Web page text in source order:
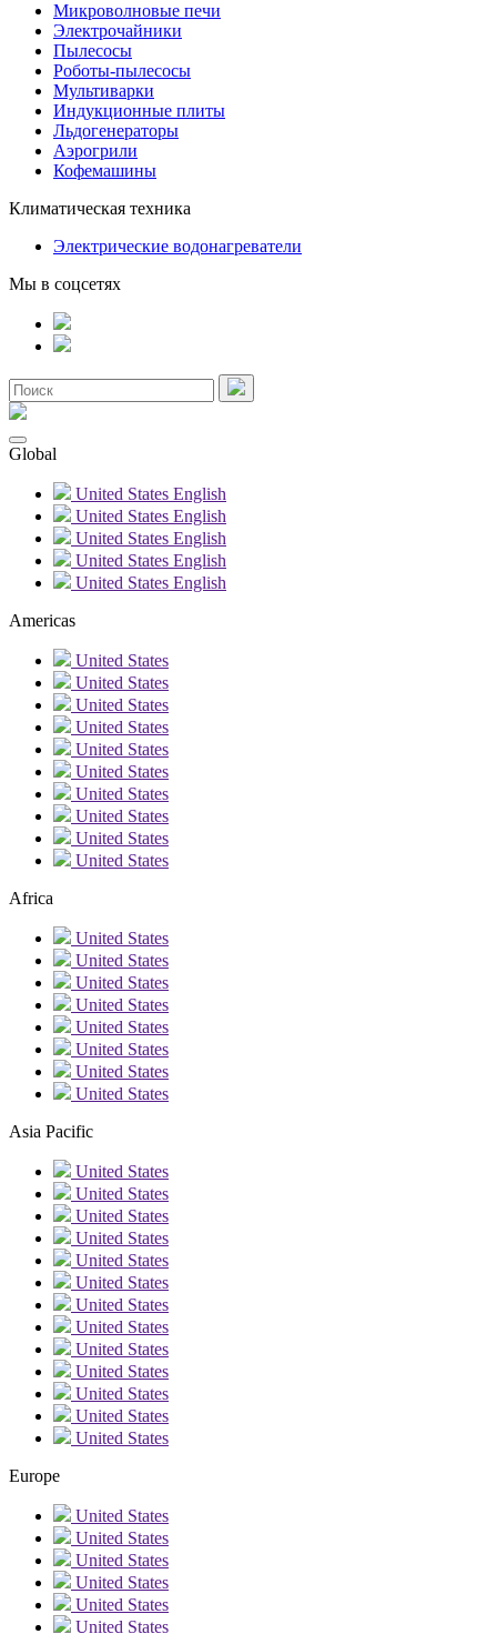
Микроволновые печи
Электрочайники
Пылесосы
Роботы-пылесосы
Мультиварки
Индукционные плиты
Льдогенераторы
Аэрогрили
Кофемашины
Климатическая техника
Электрические водонагреватели
Мы в соцсетях
Global
United States English
United States English
United States English
United States English
United States English
Americas
United States
United States
United States
United States
United States
United States
United States
United States
United States
United States
Africa
United States
United States
United States
United States
United States
United States
United States
United States
Asia Pacific
United States
United States
United States
United States
United States
United States
United States
United States
United States
United States
United States
United States
United States
Europe
United States
United States
United States
United States
United States
United States